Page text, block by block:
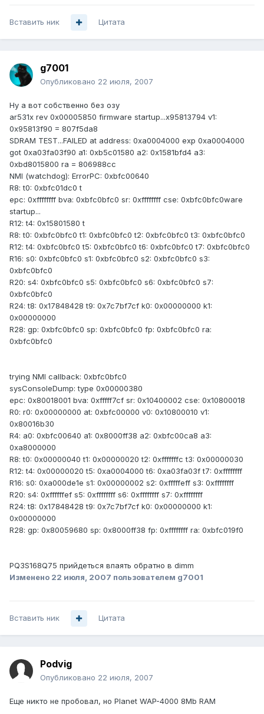
Вставить ник Цитата
g7001
Опубликовано 22 июля, 2007
Ну а вот собственно без озу
ar531x rev 0x00005850 firmware startup...x95813794 v1:
0x95813f90 = 807f5da8
SDRAM TEST...FAILED at address: 0xa0004000 exp 0xa0004000
got 0xa03fa03f90 a1: 0xb5c01580 a2: 0x1581bfd4 a3:
0xbd8015800 ra = 806988cc
NMI (watchdog): ErrorPC: 0xbfc00640
R8: t0: 0xbfc01dc0 t
epc: 0xffffffff bva: 0xbfc0bfc0 sr: 0xffffffff cse: 0xbfc0bfc0ware
startup...
R12: t4: 0x15801580 t
R8: t0: 0xbfc0bfc0 t1: 0xbfc0bfc0 t2: 0xbfc0bfc0 t3: 0xbfc0bfc0
R12: t4: 0xbfc0bfc0 t5: 0xbfc0bfc0 t6: 0xbfc0bfc0 t7: 0xbfc0bfc0
R16: s0: 0xbfc0bfc0 s1: 0xbfc0bfc0 s2: 0xbfc0bfc0 s3:
0xbfc0bfc0
R20: s4: 0xbfc0bfc0 s5: 0xbfc0bfc0 s6: 0xbfc0bfc0 s7:
0xbfc0bfc0
R24: t8: 0x17848428 t9: 0x7c7bf7cf k0: 0x00000000 k1:
0x00000000
R28: gp: 0xbfc0bfc0 sp: 0xbfc0bfc0 fp: 0xbfc0bfc0 ra:
0xbfc0bfc0
trying NMI callback: 0xbfc0bfc0
sysConsoleDump: type 0x00000380
epc: 0x80018001 bva: 0xfffff7cf sr: 0x10400002 cse: 0x10800018
R0: r0: 0x00000000 at: 0xbfc00000 v0: 0x10800010 v1:
0x80016b30
R4: a0: 0xbfc00640 a1: 0x8000ff38 a2: 0xbfc00ca8 a3:
0xa8000000
R8: t0: 0x00000040 t1: 0x00000020 t2: 0xfffffffc t3: 0x00000030
R12: t4: 0x00000020 t5: 0xa0004000 t6: 0xa03fa03f t7: 0xffffffff
R16: s0: 0xa000de1e s1: 0x00000002 s2: 0xfffffeff s3: 0xffffffff
R20: s4: 0xffffffef s5: 0xffffffff s6: 0xffffffff s7: 0xffffffff
R24: t8: 0x17848428 t9: 0x7c7bf7cf k0: 0x00000000 k1:
0x00000000
R28: gp: 0x80059680 sp: 0x8000ff38 fp: 0xffffffff ra: 0xbfc019f0
PQ3S168Q75 прийдеться впаять обратно в dimm
Изменено 22 июля, 2007 пользователем g7001
Вставить ник Цитата
Podvig
Опубликовано 22 июля, 2007
Еще никто не пробовал, но Planet WAP-4000 8Mb RAM